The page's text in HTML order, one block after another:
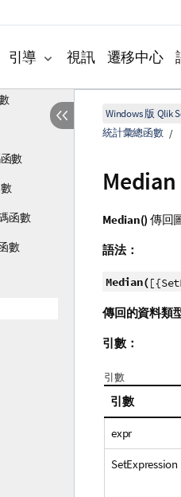
引導 視訊 遷移中心
函數
函數
數
Windows 版 Qlik
統計彙總函數
Median
Median() 傳回
語法：
Median(
傳回的資料類
引數：
引數
引數
expr
SetExpression